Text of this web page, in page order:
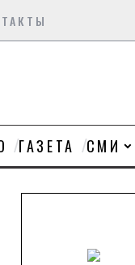
ГАЗЕТА СМИ